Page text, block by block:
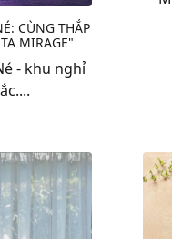
CÙNG THẮP
MIRAGE"
- khu nghỉ